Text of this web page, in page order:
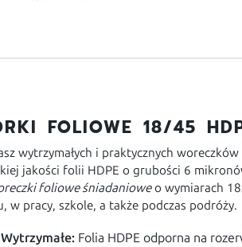
FOLIOWE 18/45
wytrzymałych i praktycznych
jakości folii HDPE o grubości 6
foliowe śniadanioweo wymiarach
w pracy, szkole, a także podczas podróży.
Wytrzymałe: Folia HDPE odporna na